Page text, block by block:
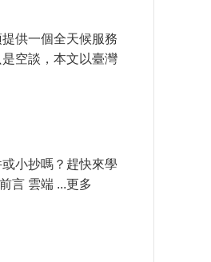
供一個全天候服務
空談，本文以臺灣
小抄嗎？趕快來學
言 雲端 ...更多